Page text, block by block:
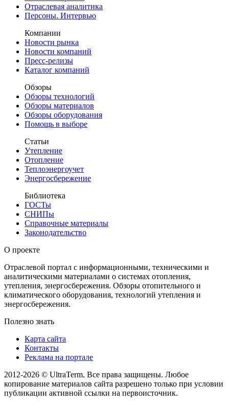
Отраслевая аналитика
Персоны. Интервью
Компании
Новости рынка
Новости компаний
Пресс-релизы
Каталог компаний
Обзоры
Обзоры технологий
Обзоры материалов
Обзоры оборудования
Помощь в выборе
Статьи
Утепление
Отопление
Теплоэнергоучет
Энергосбережение
Библиотека
ГОСТы
СНИПы
Справочные материалы
Законодательство
О проекте
Отраслевой портал с информационными, техническими и
аналитическими материалами о системах отопления,
утепления, энергосбережения. Обзоры отопительного и
климатического оборудования, технологий утепления и
энергосбережения.
Полезно знать
Карта сайта
Контакты
Реклама на портале
2012-2026 © UltraTerm. Все права защищены. Любое
копирование материалов сайта разрешено только при условии
публикации активной ссылки на первоисточник.